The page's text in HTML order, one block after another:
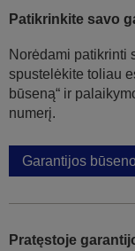
Patikrinkite savo
Norėdami patikrinti
spustelėkite toliau
būseną“ ir
numerį.
Garantijos
Pratęstoje